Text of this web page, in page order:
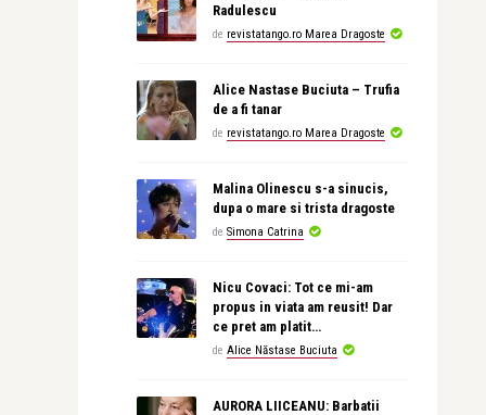
Radulescu
de revistatango.ro Marea Dragoste
Alice Nastase Buciuta – Trufia
de a fi tanar
de revistatango.ro Marea Dragoste
Malina Olinescu s-a sinucis,
dupa o mare si trista dragoste
de Simona Catrina
Nicu Covaci: Tot ce mi-am
propus in viata am reusit! Dar
ce pret am platit…
de Alice Năstase Buciuta
AURORA LIICEANU: Barbatii